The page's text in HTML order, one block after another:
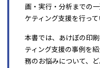
画・実行・分析までの
ケティング支援を行って
本書では、あけぼの印
ティング支援の事例を
務のお悩みについて、